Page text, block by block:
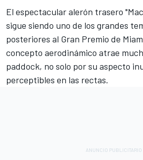
El espectacular alerón trasero
sigue siendo uno de los grandes
posteriores al Gran Premio de
concepto aerodinámico atrae
paddock, no solo por su aspecto
perceptibles en las rectas.